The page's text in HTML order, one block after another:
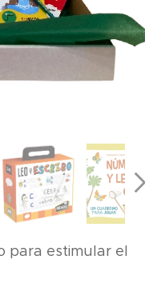
para estimular el